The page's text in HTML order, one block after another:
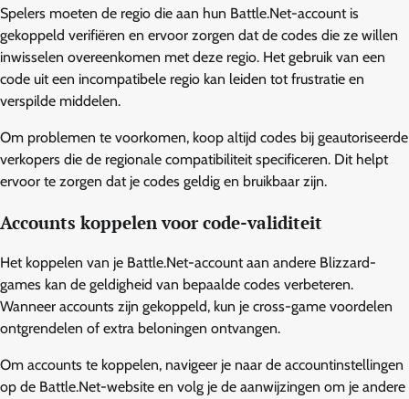
Spelers moeten de regio die aan hun Battle.Net-account is
gekoppeld verifiëren en ervoor zorgen dat de codes die ze willen
inwisselen overeenkomen met deze regio. Het gebruik van een
code uit een incompatibele regio kan leiden tot frustratie en
verspilde middelen.
Om problemen te voorkomen, koop altijd codes bij geautoriseerde
verkopers die de regionale compatibiliteit specificeren. Dit helpt
ervoor te zorgen dat je codes geldig en bruikbaar zijn.
Accounts koppelen voor code-validiteit
Het koppelen van je Battle.Net-account aan andere Blizzard-
games kan de geldigheid van bepaalde codes verbeteren.
Wanneer accounts zijn gekoppeld, kun je cross-game voordelen
ontgrendelen of extra beloningen ontvangen.
Om accounts te koppelen, navigeer je naar de accountinstellingen
op de Battle.Net-website en volg je de aanwijzingen om je andere